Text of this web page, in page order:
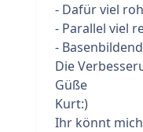
- Dafür viel
- Parallel viel
-
Die
Güße
Kurt:)
Ihr könnt